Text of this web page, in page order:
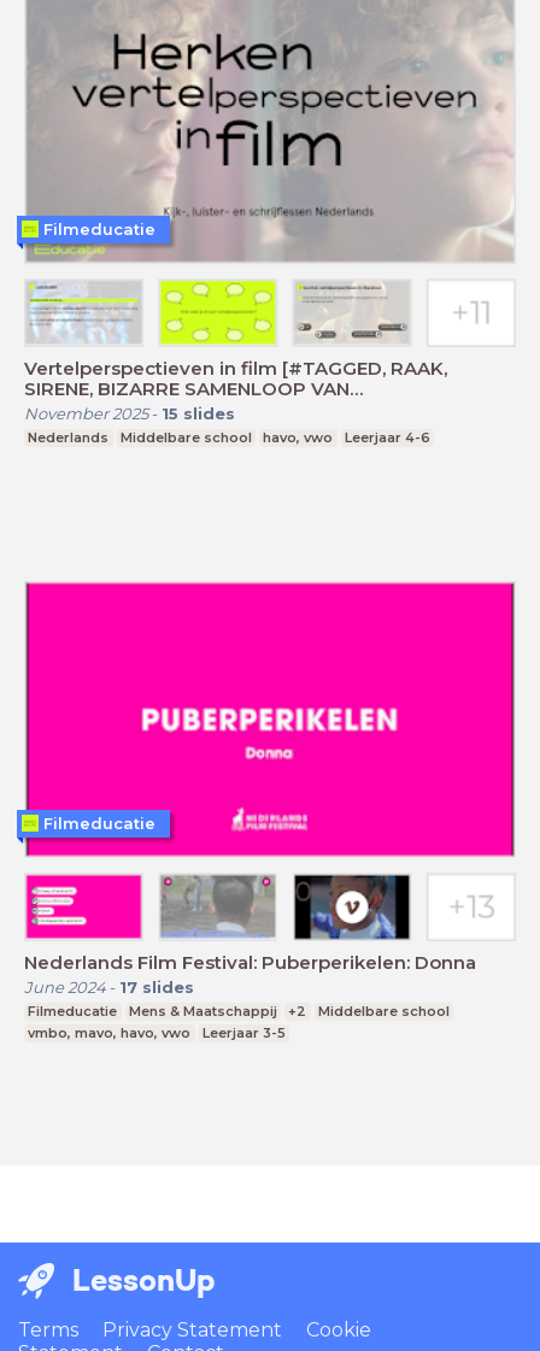
Vertelperspectieven in film [#TAGGED, RAAK,
SIRENE, BIZARRE SAMENLOOP VAN
OMSTANDIGHEDEN]
November 2025- 15 slides
Nederlands Middelbare school havo, vwo Leerjaar 4-6
Filmeducatie
Nederlands Film Festival: Puberperikelen: Donna
June 2024- 17 slides
Filmeducatie Mens & Maatschappij +2
Middelbare school
vmbo, mavo, havo, vwo
Leerjaar 3-5
Filmeducatie
LessonUp
Terms Privacy Statement
Cookie